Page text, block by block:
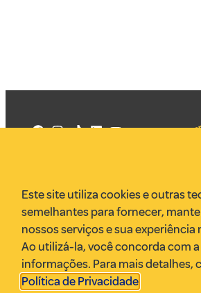
VR Assessoria
Parcerias
Envie uma pauta
Anuncie
Este site utiliza cookies e outras
semelhantes para fornecer,
nossos serviços e sua experiência
Ao utilizá-la, você concorda com
informações. Para mais detalhes,
Política de Privacidade.